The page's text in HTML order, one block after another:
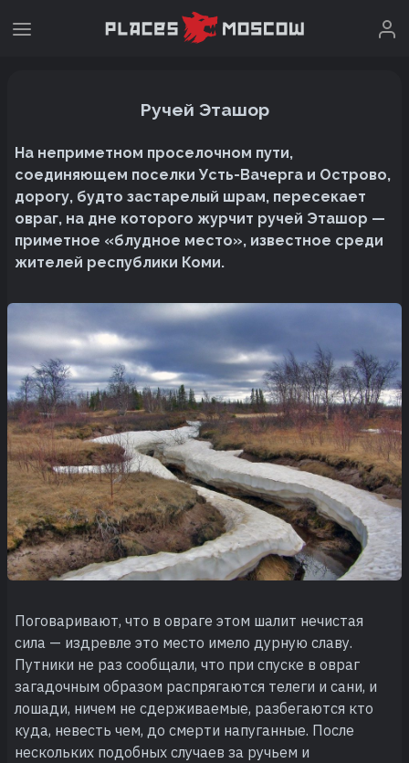
Ручей Эташор
На неприметном проселочном пути,
соединяющем поселки Усть-Вачерга и Острово,
дорогу, будто застарелый шрам, пересекает
овраг, на дне которого журчит ручей Эташор —
приметное «блудное место», известное среди
жителей республики Коми.
Поговаривают, что в овраге этом шалит нечистая
сила — издревле это место имело дурную славу.
Путники не раз сообщали, что при спуске в овраг
загадочным образом распрягаются телеги и сани, и
лошади, ничем не сдерживаемые, разбегаются кто
куда, невесть чем, до смерти напуганные. После
нескольких подобных случаев за ручьем и